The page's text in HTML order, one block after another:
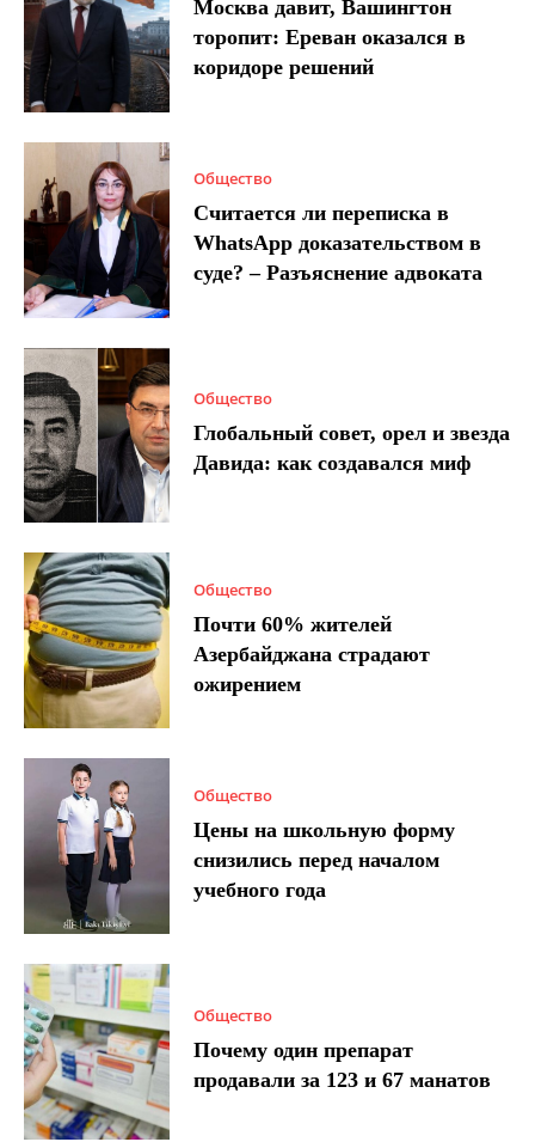
Москва давит, Вашингтон
торопит: Ереван оказался в
коридоре решений
Общество
Считается ли переписка в
WhatsApp доказательством в
суде? – Разъяснение адвоката
Общество
Глобальный совет, орел и звезда
Давида: как создавался миф
Общество
Почти 60% жителей
Азербайджана страдают
ожирением
Общество
Цены на школьную форму
снизились перед началом
учебного года
Общество
Почему один препарат
продавали за 123 и 67 манатов